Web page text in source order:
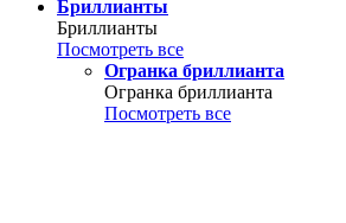
Бриллианты
Бриллианты
Посмотреть все
Огранка бриллианта
Огранка бриллианта
Посмотреть все